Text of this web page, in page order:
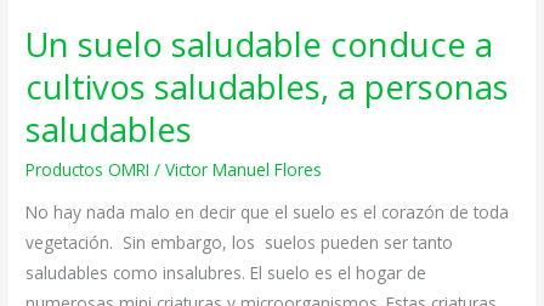
Un suelo saludable conduce a
cultivos saludables, a personas
saludables
Productos OMRI /Victor Manuel Flores
No hay nada malo en decir que el suelo es el corazón de toda
vegetación. Sin embargo, los suelos pueden ser tanto
saludables como insalubres. El suelo es el hogar de
Un
saludable
conduce
a
saludables,
a
personas